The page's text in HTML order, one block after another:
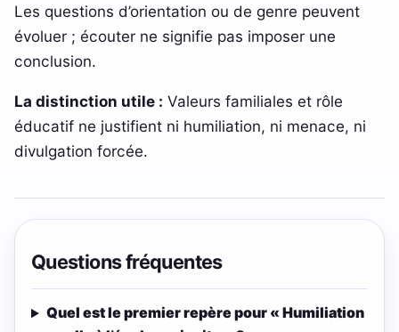
Les questions d’orientation ou de genre peuvent
évoluer ; écouter ne signifie pas imposer une
conclusion.
La distinction utile : Valeurs familiales et rôle
éducatif ne justifient ni humiliation, ni menace, ni
divulgation forcée.
Questions fréquentes
Quel est le premier repère pour « Humiliation